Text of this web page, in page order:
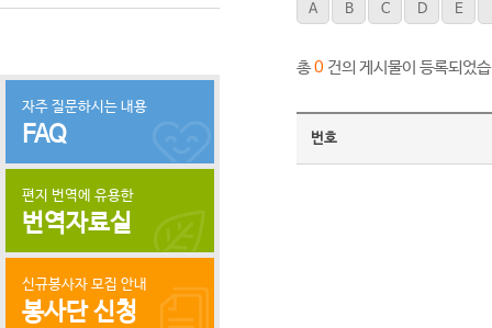
자주 질문하시는 내용
FAQ
편지 번역에 유용한
번역자료실
신규봉사자 모집 안내
봉사단 신청
A B C D E
총0 건의 게시물이 등록되었
번호